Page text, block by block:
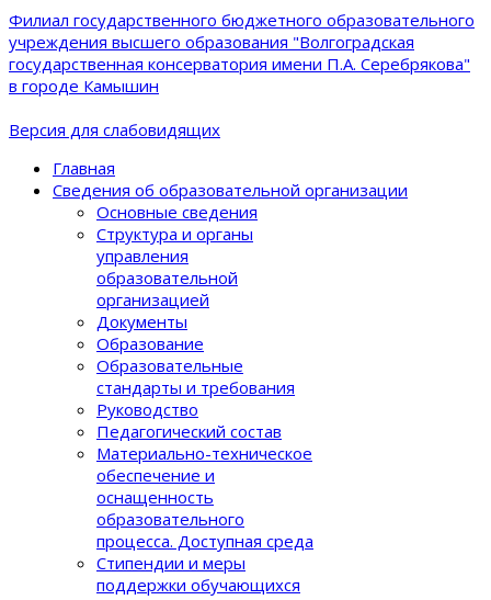
Филиал государственного бюджетного образовательного
учреждения высшего образования "Волгоградская
государственная консерватория имени П.А. Серебрякова"
в городе Камышин
Версия для слабовидящих
Главная
Сведения об образовательной организации
Основные сведения
Структура и органы
управления
образовательной
организацией
Документы
Образование
Образовательные
стандарты и требования
Руководство
Педагогический состав
Материально-техническое
обеспечение и
оснащенность
образовательного
процеcса. Доступная среда
Стипендии и меры
поддержки обучающихся